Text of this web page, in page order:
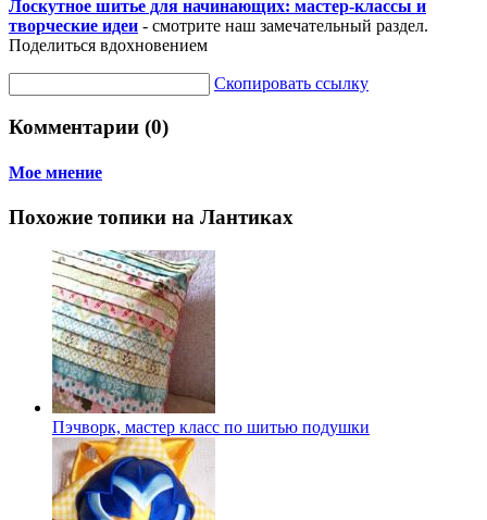
Лоскутное шитье для начинающих: мастер-классы и
творческие идеи - смотрите наш замечательный раздел.
Поделиться вдохновением
Скопировать ссылку
Комментарии (0)
Мое мнение
Похожие топики на Лантиках
Пэчворк, мастер класс по шитью подушки